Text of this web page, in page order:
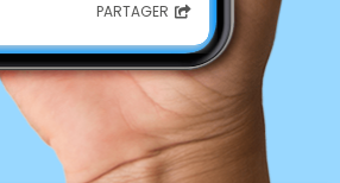
PARTAGER